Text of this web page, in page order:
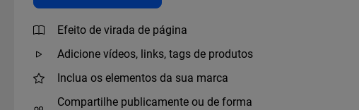
Efeito de virada de página
Adicione vídeos, links, tags de produtos
Inclua os elementos da sua marca
Compartilhe publicamente ou de forma